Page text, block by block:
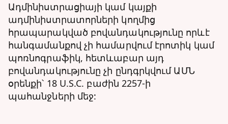
Ադմինիստրացիայի կամ կայքի
ադմինիստրատորների կողմից
հրապարակված բովանդակությունը որևէ
հանգամանքով չի համարվում էրոտիկ կամ
պոռնոգրաֆիկ, հետևաբար այդ
բովանդակությունը չի ընդգրկվում ԱՄՆ
օրենքի՝ 18 U.S.C. բաժին 2257-ի
պահանջների մեջ: